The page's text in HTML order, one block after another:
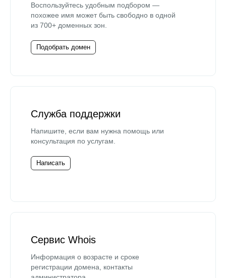
Воспользуйтесь удобным подбором —
похожее имя может быть свободно в одной
из 700+ доменных зон.
Подобрать домен
Служба поддержки
Напишите, если вам нужна помощь или
консультация по услугам.
Написать
Сервис Whois
Информация о возрасте и сроке
регистрации домена, контакты